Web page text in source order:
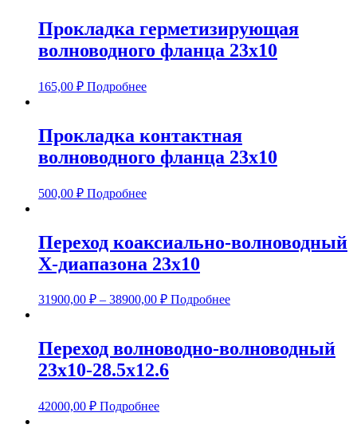
Прокладка герметизирующая
волноводного фланца 23х10
165,00 ₽ Подробнее
Прокладка контактная
волноводного фланца 23х10
500,00 ₽ Подробнее
Переход коаксиально-волноводный
Х-диапазона 23х10
31900,00 ₽ – 38900,00 ₽ Подробнее
Переход волноводно-волноводный
23х10-28.5х12.6
42000,00 ₽ Подробнее